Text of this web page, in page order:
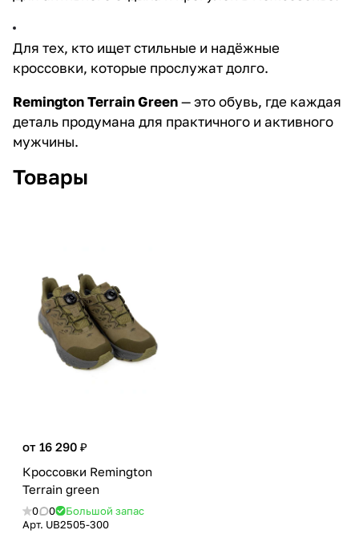
Для тех, кто ищет стильные и надёжные
кроссовки, которые прослужат долго.
Remington Terrain Green— это обувь, где каждая
деталь продумана для практичного и активного
мужчины.
Товары
от 16 290 ₽
Кроссовки Remington
Terrain green
0 0
Большой запас
Арт. UB2505-300